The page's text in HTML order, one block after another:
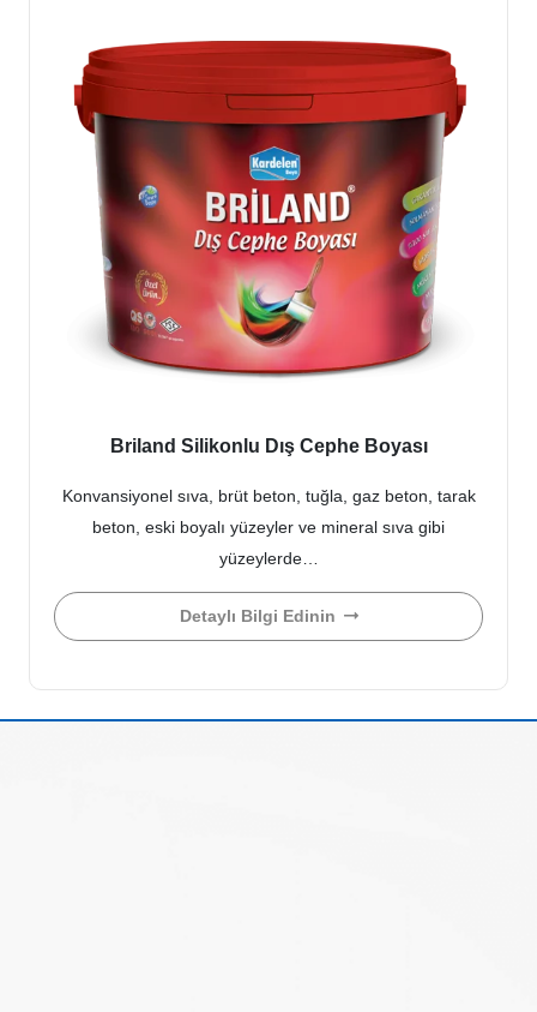
Briland Silikonlu Dış Cephe Boyası
Konvansiyonel sıva, brüt beton, tuğla, gaz beton, tarak
beton, eski boyalı yüzeyler ve mineral sıva gibi
yüzeylerde…
Detaylı Bilgi Edinin